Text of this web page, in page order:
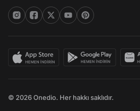
© 2026 Onedio. Her hakkı saklıdır.